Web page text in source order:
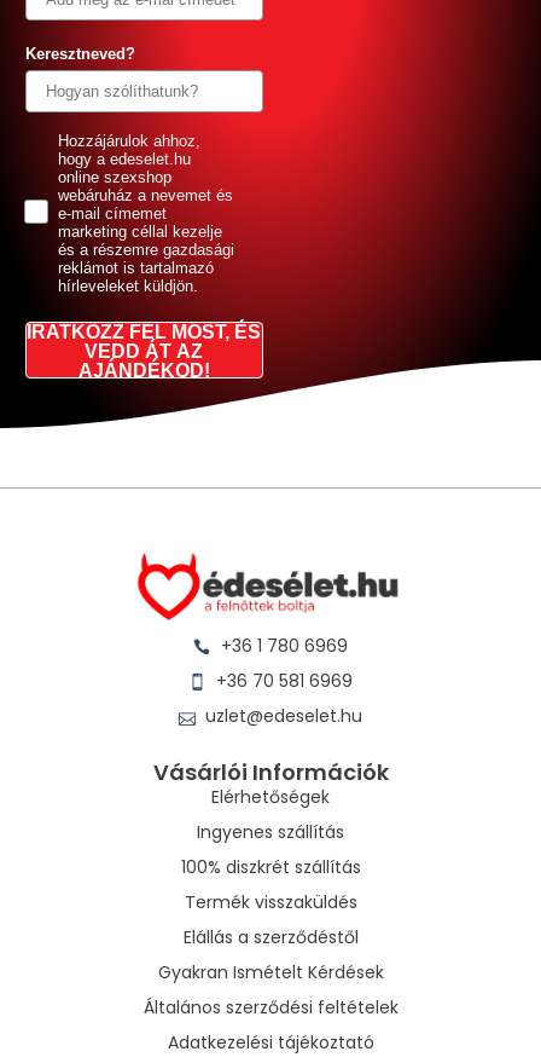
Keresztneved?
GDPRHozzájárulok ahhoz,
hogy a edeselet.hu
online szexshop
webáruház a nevemet és
e-mail címemet
marketing céllal kezelje
és a részemre gazdasági
reklámot is tartalmazó
hírleveleket küldjön.
IRATKOZZ FEL MOST, ÉS
VEDD ÁT AZ
AJÁNDÉKOD!
+36 1 780 6969
+36 70 581 6969
uzlet@edeselet.hu
Vásárlói Információk
Elérhetőségek
Ingyenes szállítás
100% diszkrét szállítás
Termék visszaküldés
Elállás a szerződéstől
Gyakran Ismételt Kérdések
Általános szerződési feltételek
Adatkezelési tájékoztató